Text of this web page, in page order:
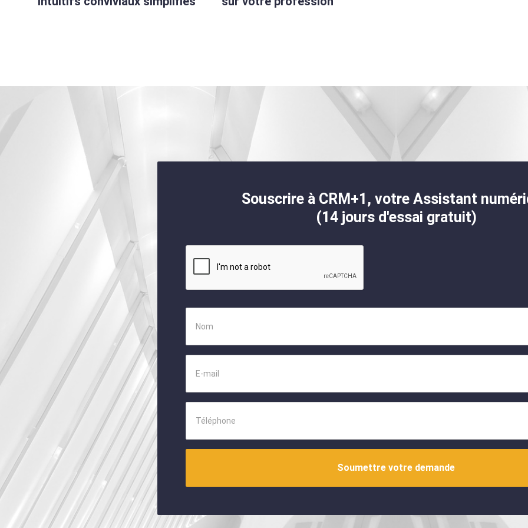
Souscrire à CRM+1, votre Assistant
(14 jours d'essai gratuit)